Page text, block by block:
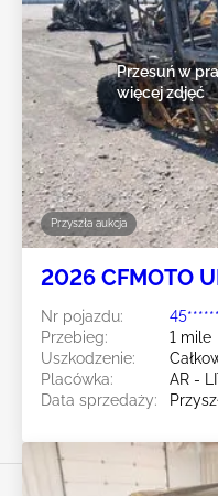
Przyszła aukcja
Przesuń w
więcej zdjęć
2026 CFMOTO
Nr pojazdu:
45******
Przebieg:
1 mile
Uszkodzenie:
Placówka:
AR -
Data sprzedaży: